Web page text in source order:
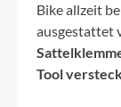
Bike allzeit
ausgestattet
Tool